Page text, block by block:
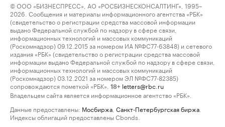
© ООО «БИЗНЕСПРЕСС», АО «РОСБИЗНЕСКОНСАЛТИНГ», 1995–
2026. Сообщения и материалы информационного агентства «РБК»
(свидетельство о регистрации средства массовой информации
выдано Федеральной службой по надзору в сфере связи,
информационных технологий и массовых коммуникаций
(Роскомнадзор) 09.12.2015 за номером ИА №ФС77-63848) и сетевого
издания «РБК» (свидетельство о регистрации средства массовой
информации выдано Федеральной службой по надзору в сфере связи,
информационных технологий и массовых коммуникаций
(Роскомнадзор) 03.12.2021 за номером ЭЛ №ФС77-82385)
сопровождаются пометкой «РБК».
18+ letters@rbc.ru
Владельцем сайта является информационное агентство «РБК».
Данные предоставлены: Мосбиржа Санкт-Петербургская биржа
Индексы облигаций предоставлены Cbonds.